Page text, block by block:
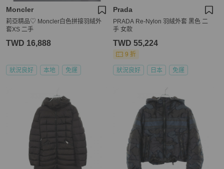
Moncler
莉亞精品♡ Moncler白色拼接羽絨外
套XS 二手
TWD 16,888
狀況良好 本地 免運
Prada
PRADA Re-Nylon 羽絨外套 黑色 二
手 女款
TWD 55,224
9 折
狀況良好 日本 免運